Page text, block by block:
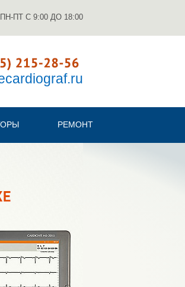
ПН-ПТ С 9:00 ДО 18:00
РЕМОНТ